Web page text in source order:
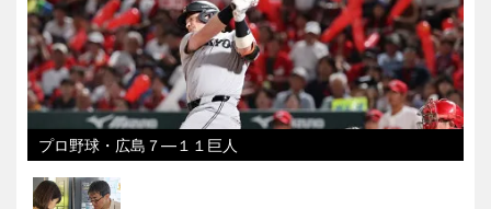
プロ野球・広島７―１１巨人